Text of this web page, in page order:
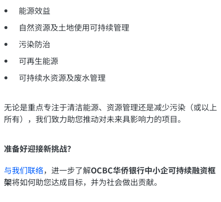
能源效益
自然资源及土地使用可持续管理
污染防治
可再生能源
可持续水资源及废水管理
无论是重点专注于清洁能源、资源管理还是减少污染（或以上
所有），我们致力助您推动对未来具影响力的项目。
准备好迎接新挑战？
与我们联络，进一步了解OCBC华侨银行中小企可持续融资框
架将如何助您达成目标，并为社会做出贡献。